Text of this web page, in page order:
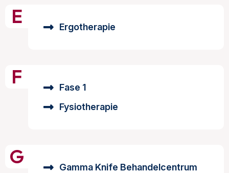
E Ergotherapie
F
Fase 1
Fysiotherapie
G
Gamma Knife Behandelcentrum